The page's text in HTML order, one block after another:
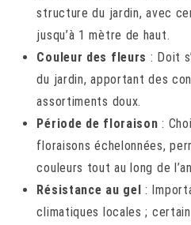
structure du jardin, avec
jusqu’à 1 mètre de haut.
Couleur des fleurs : Doit
du jardin, apportant des
assortiments doux.
Période de floraison :
floraisons échelonnées,
couleurs tout au long de
Résistance au gel :
climatiques locales ;